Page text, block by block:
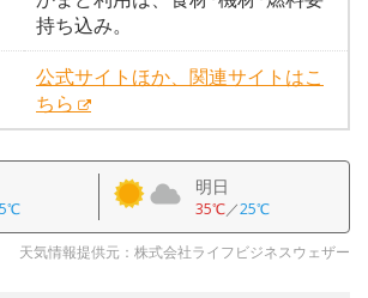
持ち込み。
公式サイトほか、関連サイトはこ
ちら
明日
35℃／25℃
天気情報提供元：株式会社ライフビジネスウェザー